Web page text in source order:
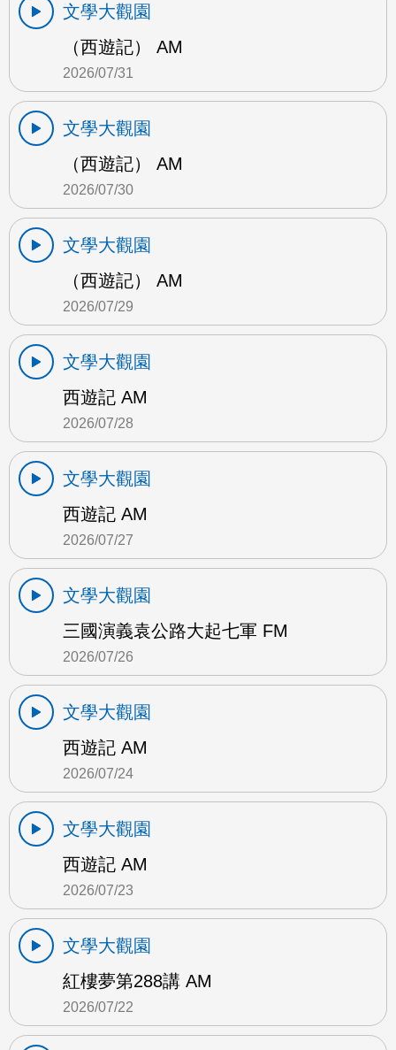
文學大觀園
（西遊記） AM
2026/07/31
文學大觀園
（西遊記） AM
2026/07/30
文學大觀園
（西遊記） AM
2026/07/29
文學大觀園
西遊記 AM
2026/07/28
文學大觀園
西遊記 AM
2026/07/27
文學大觀園
三國演義袁公路大起七軍 FM
2026/07/26
文學大觀園
西遊記 AM
2026/07/24
文學大觀園
西遊記 AM
2026/07/23
文學大觀園
紅樓夢第288講 AM
2026/07/22